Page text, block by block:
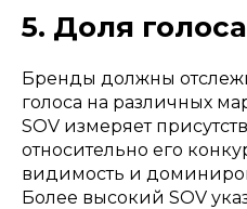
5. Доля голоса
Бренды должны
голоса на различных
SOV измеряет
относительно его
видимость и
Более высокий SOV